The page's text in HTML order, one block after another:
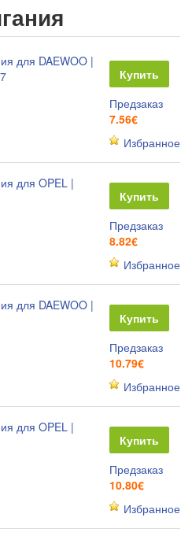
для DAEWOO |
Купить
Предзаказ
7.56€
Избранное
для OPEL |
Купить
Предзаказ
8.82€
Избранное
для DAEWOO |
Купить
Предзаказ
10.79€
Избранное
для OPEL |
Купить
Предзаказ
10.80€
Избранное